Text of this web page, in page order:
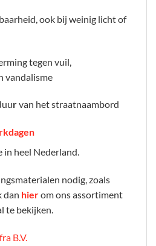
ook bij weinig licht of
tegen vuil,
vandalisme
rvan het straatnaambord
in heel Nederland.
nodig, zoals
dan hierom ons assortiment
te bekijken.
B.V.